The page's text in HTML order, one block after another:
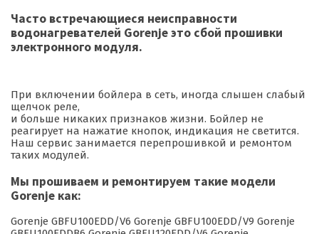
Часто встречающиеся неисправности
водонагревателей Gorenje это сбой прошивки
электронного модуля.
При включении бойлера в сеть, иногда слышен слабый
щелчок реле,
и больше никаких признаков жизни. Бойлер не
реагирует на нажатие кнопок, индикация не светится.
Наш сервис занимается перепрошивкой и ремонтом
таких модулей.
Мы прошиваем и ремонтируем такие модели
Gorenje как:
Gorenje GBFU100EDD/V6 Gorenje GBFU100EDD/V9 Gorenje